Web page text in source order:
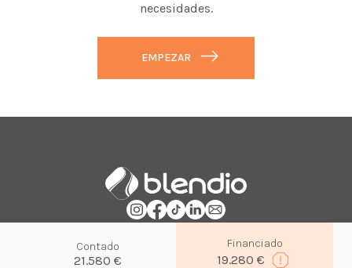
Contado
21.580 €
Financiado
19.280 €
necesidades.
EMPEZAR
WLTP|NEDC-
Política de cookies